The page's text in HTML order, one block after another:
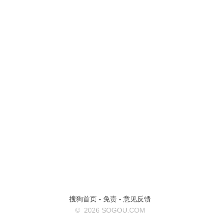
搜狗首页 - 免责 - 意见反馈
© 2026 SOGOU.COM